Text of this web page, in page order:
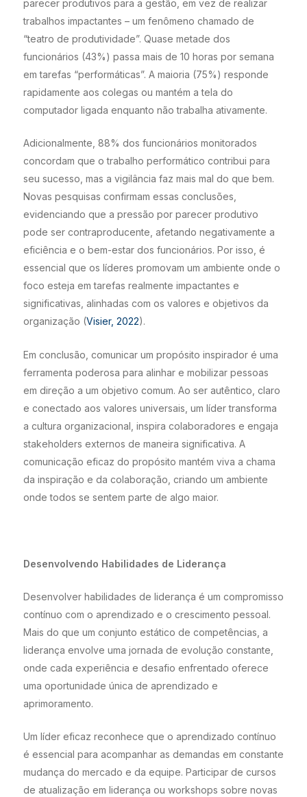
parecer produtivos para a gestão, em vez de realizar
trabalhos impactantes – um fenômeno chamado de
“teatro de produtividade”. Quase metade dos
funcionários (43%) passa mais de 10 horas por semana
em tarefas “performáticas”. A maioria (75%) responde
rapidamente aos colegas ou mantém a tela do
computador ligada enquanto não trabalha ativamente.
Adicionalmente, 88% dos funcionários monitorados
concordam que o trabalho performático contribui para
seu sucesso, mas a vigilância faz mais mal do que bem.
Novas pesquisas confirmam essas conclusões,
evidenciando que a pressão por parecer produtivo
pode ser contraproducente, afetando negativamente a
eficiência e o bem-estar dos funcionários. Por isso, é
essencial que os líderes promovam um ambiente onde o
foco esteja em tarefas realmente impactantes e
significativas, alinhadas com os valores e objetivos da
organização (Visier, 2022).
Em conclusão, comunicar um propósito inspirador é uma
ferramenta poderosa para alinhar e mobilizar pessoas
em direção a um objetivo comum. Ao ser autêntico, claro
e conectado aos valores universais, um líder transforma
a cultura organizacional, inspira colaboradores e engaja
stakeholders externos de maneira significativa. A
comunicação eficaz do propósito mantém viva a chama
da inspiração e da colaboração, criando um ambiente
onde todos se sentem parte de algo maior.
Desenvolvendo Habilidades de Liderança
Desenvolver habilidades de liderança é um compromisso
contínuo com o aprendizado e o crescimento pessoal.
Mais do que um conjunto estático de competências, a
liderança envolve uma jornada de evolução constante,
onde cada experiência e desafio enfrentado oferece
uma oportunidade única de aprendizado e
aprimoramento.
Um líder eficaz reconhece que o aprendizado contínuo
é essencial para acompanhar as demandas em constante
mudança do mercado e da equipe. Participar de cursos
de atualização em liderança ou workshops sobre novas